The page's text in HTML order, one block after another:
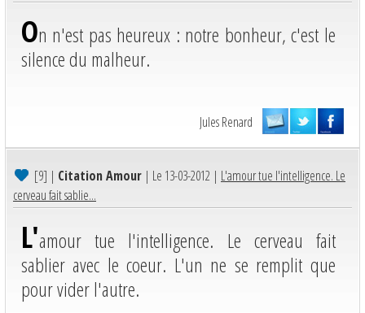
On n'est pas heureux : notre bonheur, c'est le
silence du malheur.
Jules Renard
[9] | Citation Amour | Le 13-03-2012 | L'amour tue l'intelligence. Le
cerveau fait sablie...
L'amour tue l'intelligence. Le cerveau fait
sablier avec le coeur. L'un ne se remplit que
pour vider l'autre.